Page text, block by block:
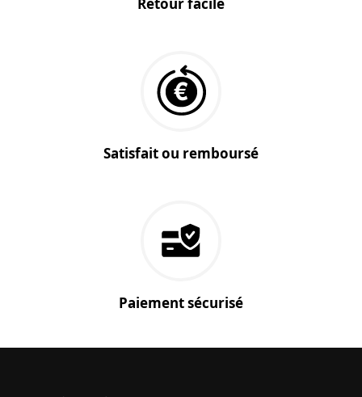
Retour facile
Satisfait ou remboursé
Paiement sécurisé